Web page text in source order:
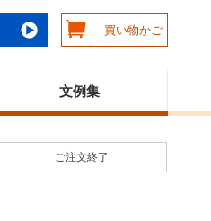
買い物かご
文例集
ご注文終了